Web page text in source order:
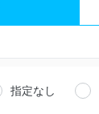
指定なし